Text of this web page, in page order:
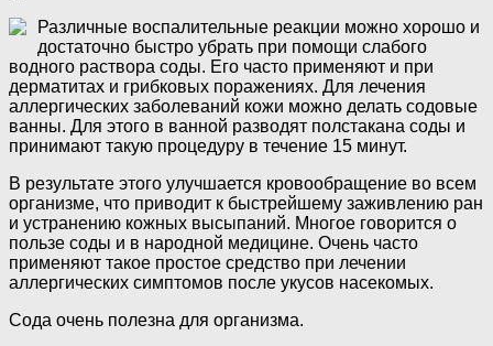
Различные воспалительные реакции можно хорошо и
достаточно быстро убрать при помощи слабого
водного раствора соды. Его часто применяют и при
дерматитах и грибковых поражениях. Для лечения
аллергических заболеваний кожи можно делать содовые
ванны. Для этого в ванной разводят полстакана соды и
принимают такую процедуру в течение 15 минут.
В результате этого улучшается кровообращение во всем
организме, что приводит к быстрейшему заживлению ран
и устранению кожных высыпаний. Многое говорится о
пользе соды и в народной медицине. Очень часто
применяют такое простое средство при лечении
аллергических симптомов после укусов насекомых.
Сода очень полезна для организма.